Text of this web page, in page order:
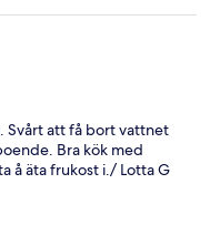
Svårt att få bort vattnet
Bra kök med
å äta frukost i./ Lotta G